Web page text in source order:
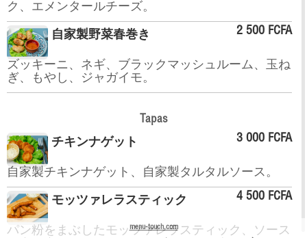
ク、エメンタールチーズ。
2 500 FCFA
自家製野菜春巻き
ズッキーニ、ネギ、ブラックマッシュルーム、玉ね
ぎ、もやし、ジャガイモ。
Tapas
3 000 FCFA
チキンナゲット
自家製チキンナゲット、自家製タルタルソース。
4 500 FCFA
モッツァレラスティック
パン粉をまぶしたモッツァレラスティック、ソース
menu-touch.com